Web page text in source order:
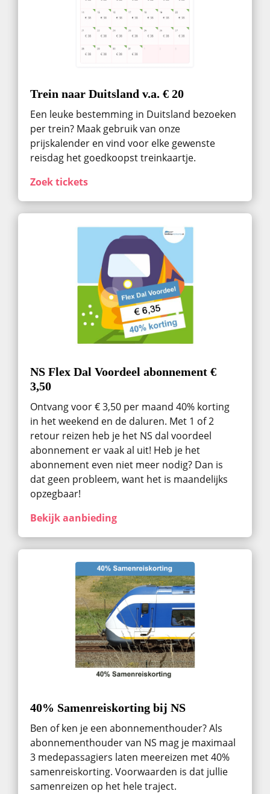
Trein naar Duitsland v.a. € 20
Een leuke bestemming in Duitsland bezoeken
per trein? Maak gebruik van onze
prijskalender en vind voor elke gewenste
reisdag het goedkoopst treinkaartje.
Zoek tickets
NS Flex Dal Voordeel abonnement €
3,50
Ontvang voor € 3,50 per maand 40% korting
in het weekend en de daluren. Met 1 of 2
retour reizen heb je het NS dal voordeel
abonnement er vaak al uit! Heb je het
abonnement even niet meer nodig? Dan is
dat geen probleem, want het is maandelijks
opzegbaar!
Bekijk aanbieding
40% Samenreiskorting bij NS
Ben of ken je een abonnementhouder? Als
abonnementhouder van NS mag je maximaal
3 medepassagiers laten meereizen met 40%
samenreiskorting. Voorwaarden is dat jullie
samenreizen op het hele traject.